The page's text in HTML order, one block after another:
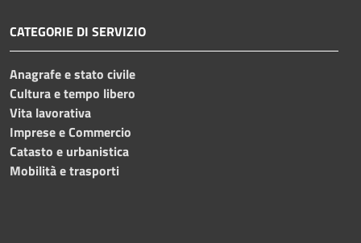
CATEGORIE DI SERVIZIO
Anagrafe e stato civile
Cultura e tempo libero
Vita lavorativa
Imprese e Commercio
Catasto e urbanistica
Mobilità e trasporti